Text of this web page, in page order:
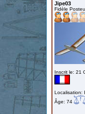
Jipe03
Fidèle
Inscrit le: 21
Localisation:
Âge: 74